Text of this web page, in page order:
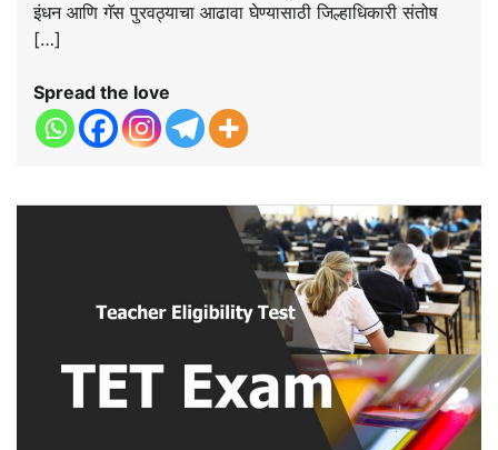
इंधन आणि गॅस पुरवठ्याचा आढावा घेण्यासाठी जिल्हाधिकारी संतोष
[…]
Spread the love